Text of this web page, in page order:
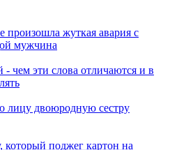
произошла жуткая авария с
мужчина
чем эти слова отличаются и в
лицу двоюродную сестру
поджег картон на